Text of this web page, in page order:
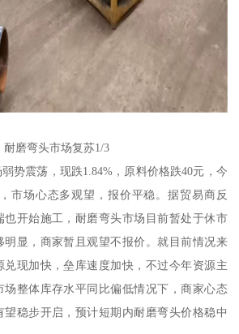
磨弯头市场复苏1/3
势震荡，现跌1.84%，原料价格跌40元，今
市场心态多观望，报价平稳。据贸易商反
也开始施工，耐磨弯头市场目前暂处于休市
明显，商家暂且观望不报价。就目前情况来
现加快，垒库速度加快，不过今年资源主
场整体库存水平同比偏低情况下，商家心态
稳步开启，预计短期内耐磨弯头价格稳中